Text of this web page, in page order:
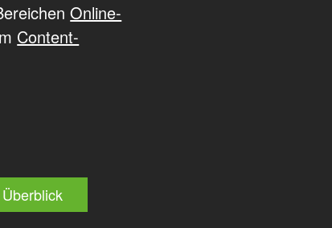
Online-
Content-